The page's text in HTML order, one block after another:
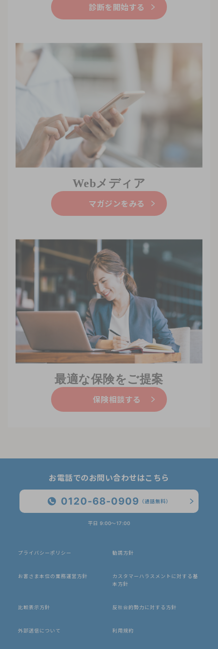
診断を開始する
Webメディア
マガジンをみる
最適な保険をご提案
保険相談する
お電話でのお問い合わせはこちら
0120-68-0909 （通話無料）
平日 9:00〜17:00
プライバシーポリシー 勧誘方針
お客さま本位の業務運営方針
カスタマーハラスメントに対する基
本方針
比較表示方針 反社会的勢力に対する方針
外部送信について 利用規約